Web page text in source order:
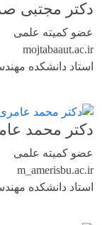
دکتر مجتبی
عضو کمیته علمی
mojtabaaut.ac.ir
استاد دانشکده
دکتر محمد
عضو کمیته علمی
m_amerisbu.ac.ir
استاد دانشکده